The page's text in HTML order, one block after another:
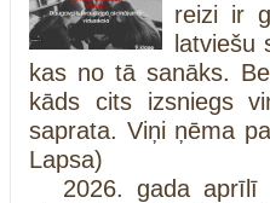
reizi ir
latviešu
kas no tā sanāks.
kāds cits izsniegs
saprata. Viņi ņēma
Lapsa)
2026. gada aprīlī